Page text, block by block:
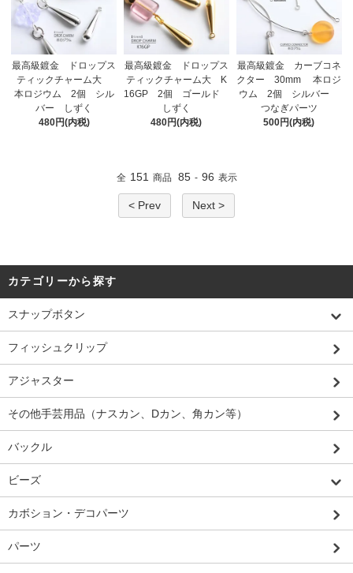
最高級鍍金 ドロップス
ティックチャーム大
本ロジウム 2個 シル
バー しずく
480円(内税)
最高級鍍金 ドロップス
ティックチャーム大 K
16GP 2個 ゴールド
しずく
480円(内税)
最高級鍍金 カーブコネ
クター 30mm 本ロジ
ウム 2個 シルバー
つなぎパーツ
500円(内税)
全 151 商品 85 - 96 表示
< Prev Next >
カテゴリーから探す
スナップボタン
フィッシュクリップ
アジャスター
その他手芸用品（ナスカン、Dカン、角カン等）
バックル
ビーズ
カボション・デコパーツ
パーツ